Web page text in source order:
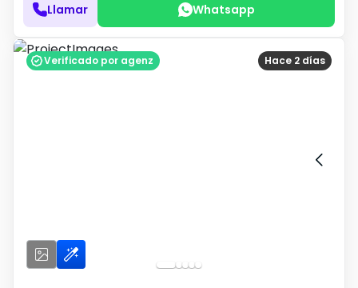
Llamar Whatsapp
Hace 2 días
Verificado por agenz